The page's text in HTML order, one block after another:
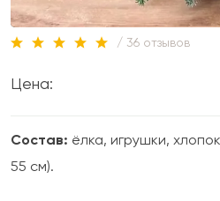
/ 36 отзывов
Цена:
Состав: ёлка, игрушки,
55 см).